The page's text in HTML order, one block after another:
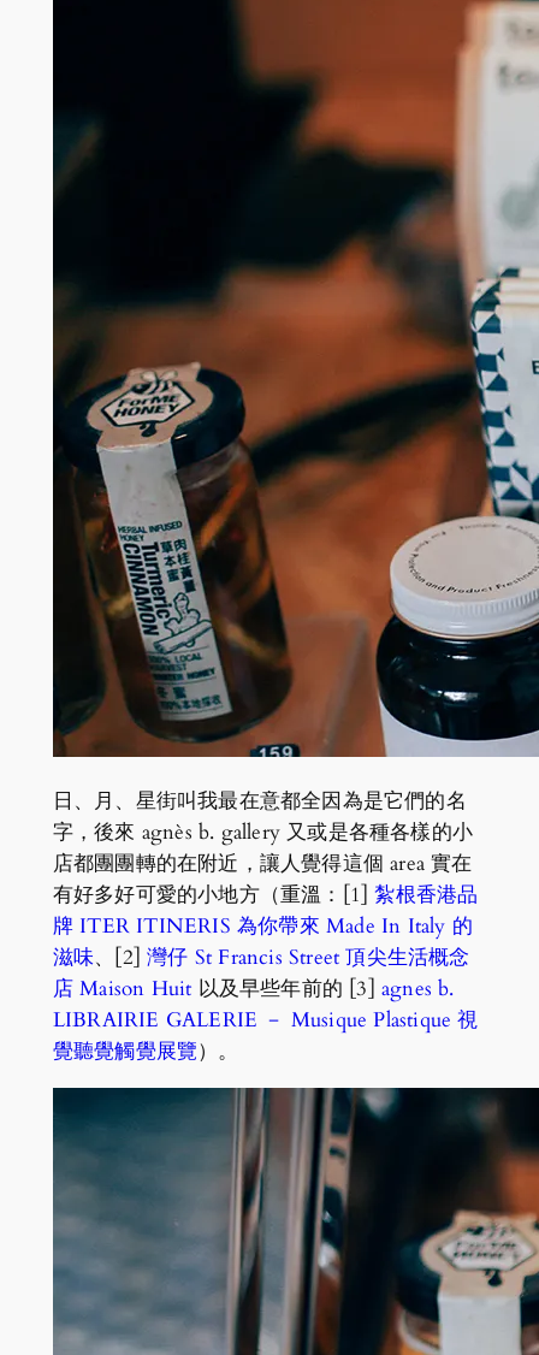
日、月、星街叫我最在意都全因為是它們的名
字，後來 agnès b. gallery 又或是各種各樣的小
店都團團轉的在附近，讓人覺得這個 area 實在
有好多好可愛的小地方（重溫：[1]紮根香港品
牌 ITER ITINERIS 為你帶來 Made In Italy 的
滋味、[2]灣仔 St Francis Street 頂尖生活概念
店 Maison Huit 以及早些年前的 [3]agnes b.
LIBRAIRIE GALERIE － Musique Plastique 視
覺聽覺觸覺展覽）。